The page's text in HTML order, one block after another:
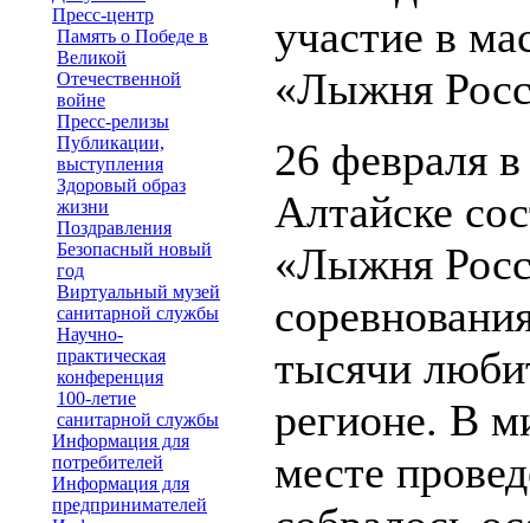
Пресс-центр
Память о Победе в
Великой
Отечественной
войне
Пресс-релизы
Публикации,
выступления
Здоровый образ
жизни
Поздравления
Безопасный новый
год
Виртуальный музей
санитарной службы
Научно-
практическая
конференция
100-летие
санитарной службы
Информация для
потребителей
Информация для
предпринимателей
участие в
«Лыжня
26 февраля
Алтайске
«Лыжня
тысячи
регионе. В
месте